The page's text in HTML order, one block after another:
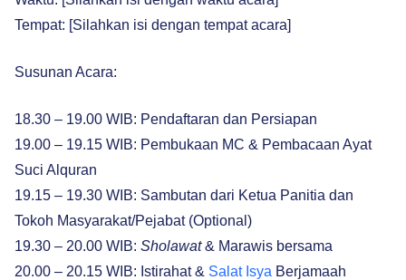
Tempat: [Silahkan isi dengan tempat acara]
Susunan Acara:
18.30 – 19.00 WIB: Pendaftaran dan Persiapan
19.00 – 19.15 WIB: Pembukaan MC & Pembacaan Ayat
Suci Alquran
19.15 – 19.30 WIB: Sambutan dari Ketua Panitia dan
Tokoh Masyarakat/Pejabat (Optional)
19.30 – 20.00 WIB: Sholawat& Marawis bersama
20.00 – 20.15 WIB: Istirahat & Salat Isya Berjamaah